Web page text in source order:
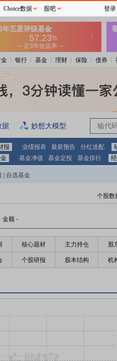
银行 基金 理财 保险 债券
据 妙想大模型
报 业绩报表 最新预告 分红送配
基金净值 基金定投 基金排行
自选基金
个股数
金额 -
核心题材 主力持仓 股
个股研报 股本结构 机
Choice数据 股吧 登录